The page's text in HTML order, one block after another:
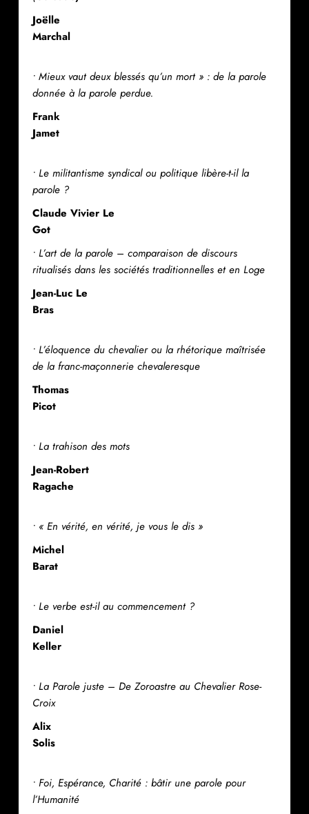
Joëlle
Marchal
• Mieux vaut deux blessés qu’un mort » : de la parole
donnée à la parole perdue.
Frank
Jamet
• Le militantisme syndical ou politique libère-t-il la
parole ?
Claude Vivier Le
Got
• L’art de la parole – comparaison de discours
ritualisés dans les sociétés traditionnelles et en Loge
Jean-Luc Le
Bras
• L’éloquence du chevalier ou la rhétorique maîtrisée
de la franc-maçonnerie chevaleresque
Thomas
Picot
• La trahison des mots
Jean-Robert
Ragache
• « En vérité, en vérité, je vous le dis »
Michel
Barat
• Le verbe est-il au commencement ?
Daniel
Keller
• La Parole juste – De Zoroastre au Chevalier Rose-
Croix
Alix
Solis
• Foi, Espérance, Charité : bâtir une parole pour
l’Humanité